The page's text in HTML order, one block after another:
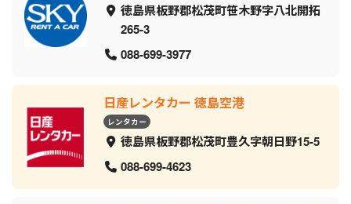
徳島県板野郡松茂町笹木野字八北開拓
265-3
088-699-3977
日産レンタカー 徳島空港
レンタカー
徳島県板野郡松茂町豊久字朝日野15-5
088-699-4623